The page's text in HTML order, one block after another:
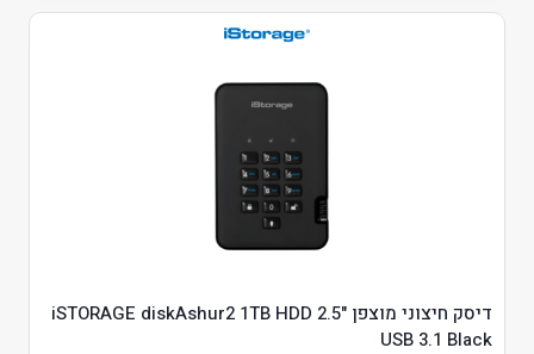
דיסק חיצוני מוצפן "2.5 iSTORAGE diskAshur2 1TB HDD
USB 3.1 Black